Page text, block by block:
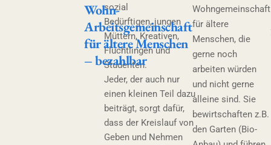
sozial
Bedürftigen, jungen
Müttern, Kreativen,
Flüchtlingen und
Studenten.
Jeder, der auch nur
einen kleinen Teil dazu
beiträgt, sorgt dafür,
dass der Kreislauf von
Geben und Nehmen
Wohn-
Arbeitsgemeinschaft
für ältere Menschen
– bezahlbar
Wohngemeinschaft
für ältere
Menschen, die
gerne noch
arbeiten würden
und nicht gerne
alleine sind. Sie
bewirtschaften z.B.
den Garten (Bio-